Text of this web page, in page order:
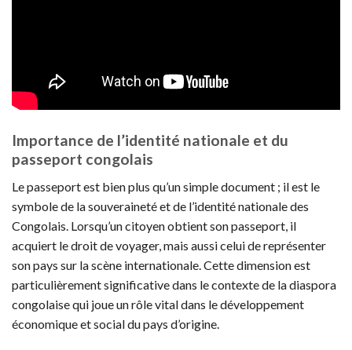
Importance de l’identité nationale et du
passeport congolais
Le passeport est bien plus qu’un simple document ; il est le
symbole de la souveraineté et de l’identité nationale des
Congolais. Lorsqu’un citoyen obtient son passeport, il
acquiert le droit de voyager, mais aussi celui de représenter
son pays sur la scène internationale. Cette dimension est
particulièrement significative dans le contexte de la diaspora
congolaise qui joue un rôle vital dans le développement
économique et social du pays d’origine.